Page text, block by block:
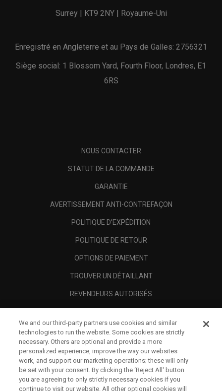
Surrey | KT9 2NY | Royaume-Uni
Enregistré en Angleterre et au Pays de Galles: 2756321
Siège social: 1 Blossom Yard, Fourth Floor, Londres, E1
6RS
NOUS CONTACTER
STATUT DE LA COMMANDE
GARANTIE
AVERTISSEMENT ANTI-CONTREFAÇON
POLITIQUE D'EXPÉDITION
POLITIQUE DE RETOUR
OPTIONS DE PAIEMENT
TROUVER UN DÉTAILLANT
REVENDEURS AUTORISÉS
A PROPOS
MENTIONS LÉGALES
We and our third-party partners use cookies and similar
technologies to run the website. Some cookies are strictly
necessary. Others are optional and provide a more
personalized experience, improve the way our websites
work, and support our marketing operations; these will only
be set with your consent. By clicking the ‘Reject All' button
you are agreeing to only strictly necessary cookies if you
continue to visit our website. All other optional cookies will